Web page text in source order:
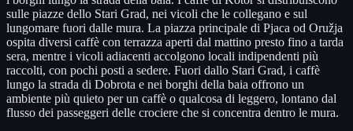
sulle piazze dello Stari Grad, nei vicoli che le collegano e sul
lungomare fuori dalle mura. La piazza principale di Pjaca od Oružja
ospita diversi caffè con terrazza aperti dal mattino presto fino a tarda
sera, mentre i vicoli adiacenti accolgono locali indipendenti più
raccolti, con pochi posti a sedere. Fuori dallo Stari Grad, i caffè
lungo la strada di Dobrota e nei borghi della baia offrono un
ambiente più quieto per un caffè o qualcosa di leggero, lontano dal
flusso dei passeggeri delle crociere che si concentra dentro le mura.